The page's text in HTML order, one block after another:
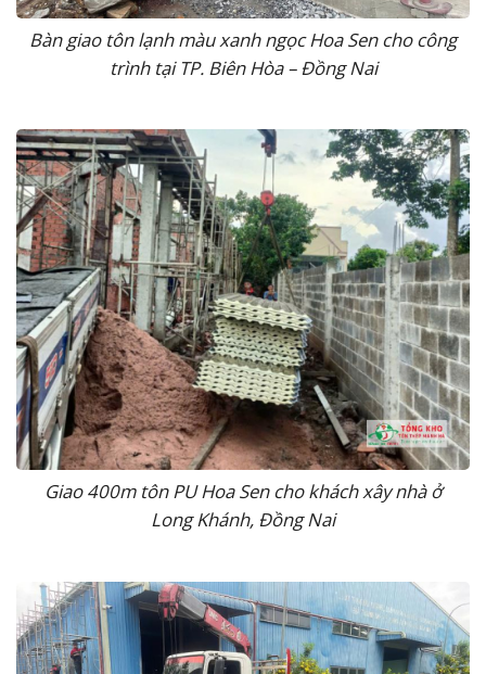
Bàn giao tôn lạnh màu xanh ngọc Hoa Sen cho công
trình tại TP. Biên Hòa – Đồng Nai
Giao 400m tôn PU Hoa Sen cho khách xây nhà ở
Long Khánh, Đồng Nai